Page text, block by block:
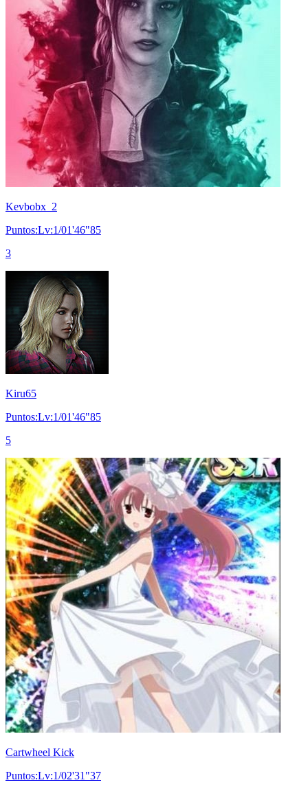
Kevbobx_2
Puntos:Lv:1/01'46"85
3
Kiru65
Puntos:Lv:1/01'46"85
5
Cartwheel Kick
Puntos:Lv:1/02'31"37